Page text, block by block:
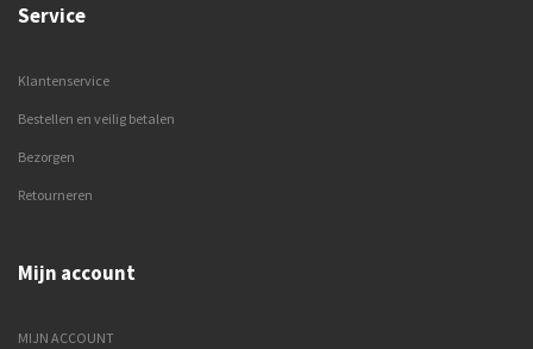
Service
Klantenservice
Bestellen en veilig betalen
Bezorgen
Retourneren
Mijn account
MIJN ACCOUNT